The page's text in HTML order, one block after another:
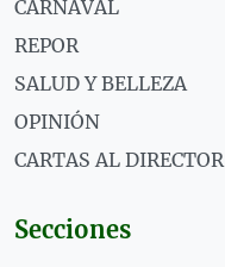
CARNAVAL
REPOR
SALUD Y BELLEZA
OPINIÓN
CARTAS AL DIRECTOR
Secciones